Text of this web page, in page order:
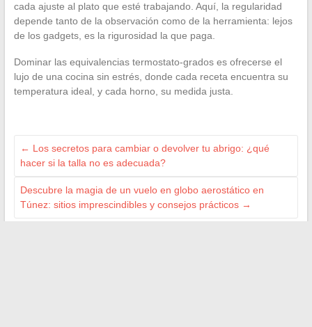
cada ajuste al plato que esté trabajando. Aquí, la regularidad
depende tanto de la observación como de la herramienta: lejos
de los gadgets, es la rigurosidad la que paga.
Dominar las equivalencias termostato-grados es ofrecerse el
lujo de una cocina sin estrés, donde cada receta encuentra su
temperatura ideal, y cada horno, su medida justa.
← Los secretos para cambiar o devolver tu abrigo: ¿qué
hacer si la talla no es adecuada?
Descubre la magia de un vuelo en globo aerostático en
Túnez: sitios imprescindibles y consejos prácticos →